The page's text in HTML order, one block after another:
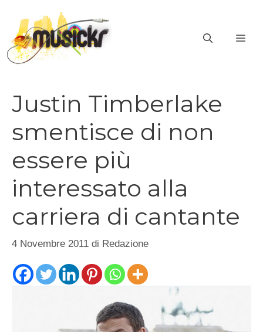
contenuto
Justin Timberlake
smentisce di non
essere più
interessato alla
carriera di cantante
4 Novembre 2011 di Redazione